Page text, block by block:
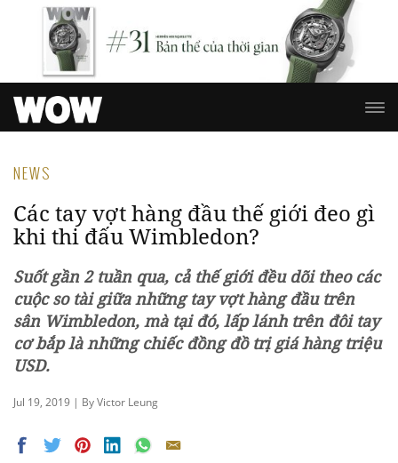
NEWS
Các tay vợt hàng đầu thế giới đeo gì
khi thi đấu Wimbledon?
Suốt gần 2 tuần qua, cả thế giới đều dõi theo các
cuộc so tài giữa những tay vợt hàng đầu trên
sân Wimbledon, mà tại đó, lấp lánh trên đôi tay
cơ bắp là những chiếc đồng đồ trị giá hàng triệu
USD.
Jul 19, 2019 | By Victor Leung